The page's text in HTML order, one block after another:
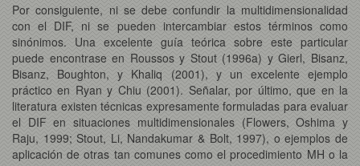
Por consiguiente, ni se debe confundir la multidimensionalidad
con el DIF, ni se pueden intercambiar estos términos como
sinónimos. Una excelente guía teórica sobre este particular
puede encontrase en Roussos y Stout (1996a) y Gierl, Bisanz,
Bisanz, Boughton, y Khaliq (2001), y un excelente ejemplo
práctico en Ryan y Chiu (2001). Señalar, por último, que en la
literatura existen técnicas expresamente formuladas para evaluar
el DIF en situaciones multidimensionales (Flowers, Oshima y
Raju, 1999; Stout, Li, Nandakumar & Bolt, 1997), o ejemplos de
aplicación de otras tan comunes como el procedimiento MH o la